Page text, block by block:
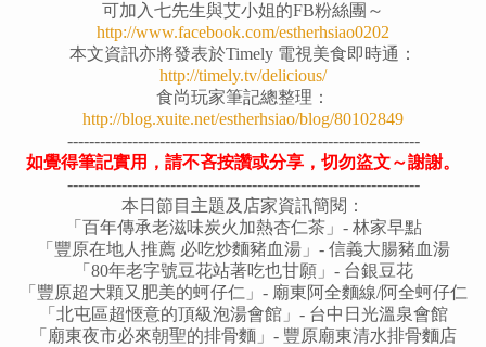
可加入七先生與艾小姐的FB粉絲團～
http://www.facebook.com/estherhsiao0202
本文資訊亦將發表於Timely 電視美食即時通：
http://timely.tv/delicious/
食尚玩家筆記總整理：
http://blog.xuite.net/estherhsiao/blog/80102849
-----------------------------------------------------------------
如覺得筆記實用，請不吝按讚或分享，切勿盜文～謝謝。
-----------------------------------------------------------------
本日節目主題及店家資訊簡閱：
「百年傳承老滋味炭火加熱杏仁茶」- 林家早點
「 豐原在地人推薦 必吃炒麵豬血湯」- 信義大腸豬血湯
「80年老字號豆花站著吃也甘願」- 台銀豆花
「 豐原超大顆又肥美的蚵仔仁 」- 廟東阿全麵線/阿全蚵仔仁
「 北屯區超愜意的頂級泡湯會館」- 台中日光溫泉會館
「廟東夜市必來朝聖的排骨麵」- 豐原廟東清水排骨麵店